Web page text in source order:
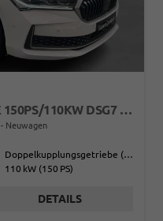
SPORTLINE 2.0 TDI ADBLUE 150PS/110KW DSG7 2026
Neuwagen
Doppelkupplungsgetriebe (DSG)
110 kW (150 PS)
DETAILS